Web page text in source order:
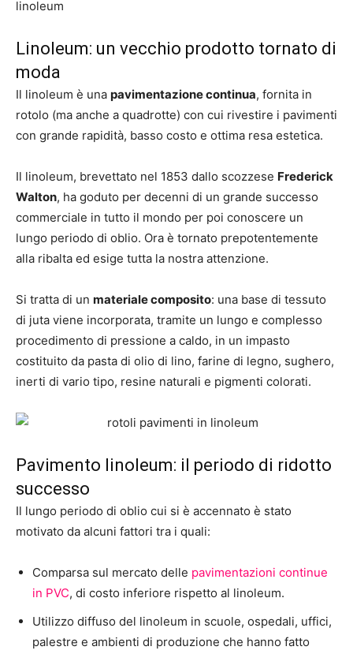
linoleum
Linoleum: un vecchio prodotto tornato di
moda
Il linoleum è una pavimentazione continua, fornita in
rotolo (ma anche a quadrotte) con cui rivestire i pavimenti
con grande rapidità, basso costo e ottima resa estetica.
Il linoleum, brevettato nel 1853 dallo scozzese Frederick
Walton, ha goduto per decenni di un grande successo
commerciale in tutto il mondo per poi conoscere un
lungo periodo di oblio. Ora è tornato prepotentemente
alla ribalta ed esige tutta la nostra attenzione.
Si tratta di un materiale composito: una base di tessuto
di juta viene incorporata, tramite un lungo e complesso
procedimento di pressione a caldo, in un impasto
costituito da pasta di olio di lino, farine di legno, sughero,
inerti di vario tipo, resine naturali e pigmenti colorati.
Pavimento linoleum: il periodo di ridotto
successo
Il lungo periodo di oblio cui si è accennato è stato
motivato da alcuni fattori tra i quali:
Comparsa sul mercato delle pavimentazioni continue
in PVC, di costo inferiore rispetto al linoleum.
Utilizzo diffuso del linoleum in scuole, ospedali, uffici,
palestre e ambienti di produzione che hanno fatto